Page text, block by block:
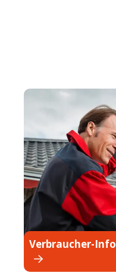
Verbraucher-Info